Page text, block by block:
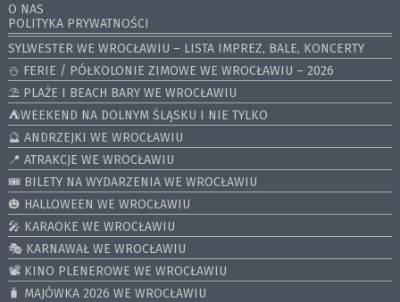
O NAS
POLITYKA PRYWATNOŚCI
SYLWESTER WE WROCŁAWIU – LISTA IMPREZ, BALE, KONCERTY
⛄️ FERIE / PÓŁKOLONIE ZIMOWE WE WROCŁAWIU – 2026
⛱️ PLAŻE I BEACH BARY WE WROCŁAWIU
⛺️WEEKEND NA DOLNYM ŚLĄSKU I NIE TYLKO
🔮 ANDRZEJKI WE WROCŁAWIU
📍 ATRAKCJE WE WROCŁAWIU
🎟️ BILETY NA WYDARZENIA WE WROCŁAWIU
🎃 HALLOWEEN WE WROCŁAWIU
🎤 KARAOKE WE WROCŁAWIU
🎭 KARNAWAŁ WE WROCŁAWIU
📽️ KINO PLENEROWE WE WROCŁAWIU
🧳 MAJÓWKA 2026 WE WROCŁAWIU